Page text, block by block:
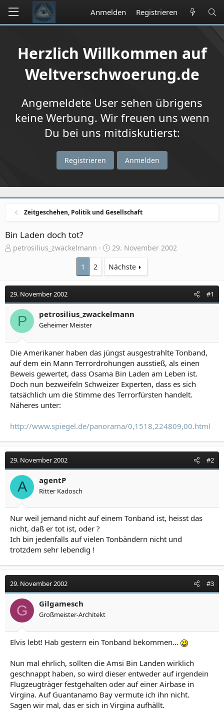
Anmelden Registrieren
Herzlich Willkommen auf
Weltverschwoerung.de
Angemeldete User sehen übrigens
keine Werbung. Wir freuen uns wenn
Du bei uns mitdiskutierst:
Registrieren Anmelden
Zeitgeschehen, Politik und Gesellschaft
Bin Laden doch tot?
E
e
l
l
e
petrosilius_zwackelmann
E
s
t
e
l
t
29. November 2002
1
2 Nächste
29. November 2002 #1
P petrosilius_zwackelmann
Geheimer Meister
Die Amerikaner haben das jüngst ausgestrahlte Tonband,
auf dem ein Mann Terrordrohungen ausstieß, als einen
Beweis gewertet, dass Osama Bin Laden am Leben ist.
Doch nun bezweifeln Schweizer Experten, dass es sich
tatsächlich um die Stimme des Terrorfürsten handelt.
Näheres unter:
http://www.spiegel.de/panorama/0,1518,224809,00.html
29. November 2002 #2
A agentP
Ritter Kadosch
Nur weil jemand nicht auf einem Tonband ist, heisst das
nicht, daß er tot ist, oder ?
Ich bin jedenfalls auf vielen Tonbändern nicht und
trotzdem sehr lebendig !
29. November 2002 #3
G Gilgamesch
Großmeister-Architekt
Elvis lebt! Hab gestern ein Tonband bekommen...
Nun mal ehrlich, sollten die Amsi Bin Landen wirklich
geschnappt haben, so wird dieser entweder auf irgendein
Flugzeugträger festgehalten oder auf einer Airbase in
Virgina. Auf Guantanamo Bay vermute ich ihn nicht.
Sagen wir mal, das er sich in Virgina aufhällt.